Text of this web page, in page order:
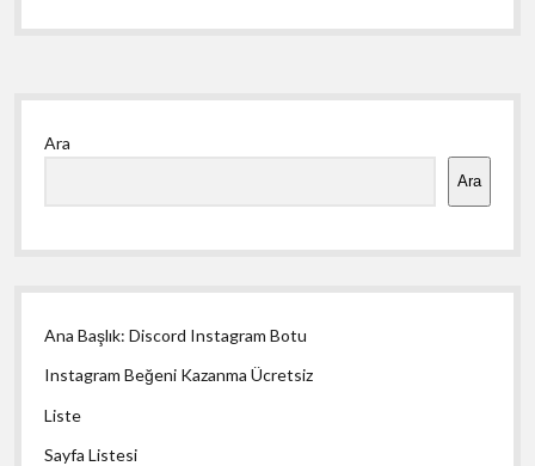
Yan
Menü
Ara
Ara
Ana Başlık: Discord Instagram Botu
Instagram Beğeni Kazanma Ücretsiz
Liste
Sayfa Listesi